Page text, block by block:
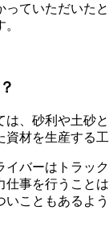
ていただいた
は、砂利や土砂
材を生産する
バーはトラッ
仕事を行うこと
こともあるよう